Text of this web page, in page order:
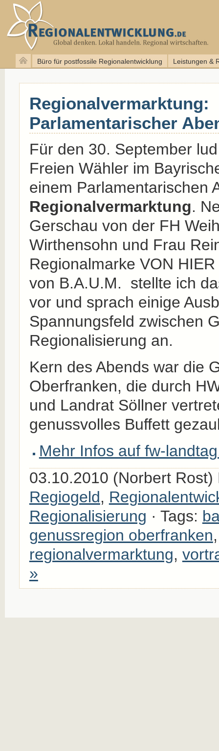
Büro für postfossile Regionalentwicklung Leistungen &
Regionalvermarktung:
Parlamentarischer
Für den 30. September
Freien Wähler im
einem Parlamentarischen
Regionalvermarktung.
Gerschau von der FH
Wirthensohn und Frau
Regionalmarke VON
von B.A.U.M. stellte ich
vor und sprach einige
Spannungsfeld zwischen
Regionalisierung an.
Kern des Abends war die
Oberfranken, die durch
und Landrat Söllner
genussvolles Buffett
Mehr Infos auf fw-
03.10.2010 (Norbert Rost)
Regiogeld,
Regionalisierung · Tags:
genussregion oberfranken
regionalvermarktung,
»